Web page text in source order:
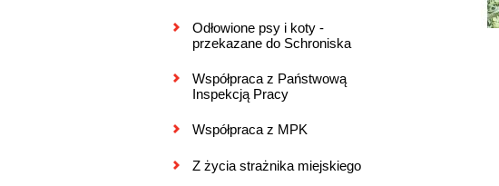
Odłowione psy i koty -
przekazane do Schroniska
Współpraca z Państwową
Inspekcją Pracy
Współpraca z MPK
Z życia strażnika miejskiego